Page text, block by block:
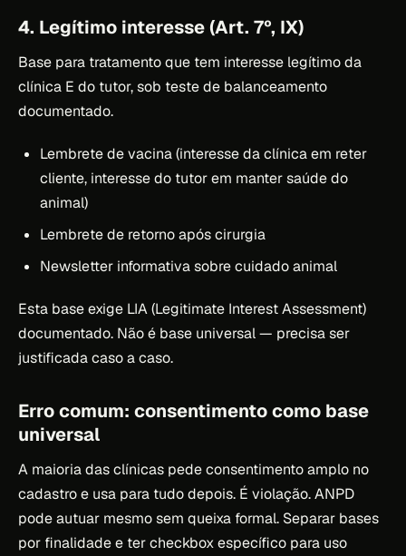
4. Legítimo interesse (Art. 7º, IX)
Base para tratamento que tem interesse legítimo da
clínica E do tutor, sob teste de balanceamento
documentado.
Lembrete de vacina (interesse da clínica em reter
cliente, interesse do tutor em manter saúde do
animal)
Lembrete de retorno após cirurgia
Newsletter informativa sobre cuidado animal
Esta base exige LIA (Legitimate Interest Assessment)
documentado. Não é base universal — precisa ser
justificada caso a caso.
Erro comum: consentimento como base
universal
A maioria das clínicas pede consentimento amplo no
cadastro e usa para tudo depois. É violação. ANPD
pode autuar mesmo sem queixa formal. Separar bases
por finalidade e ter checkbox específico para uso